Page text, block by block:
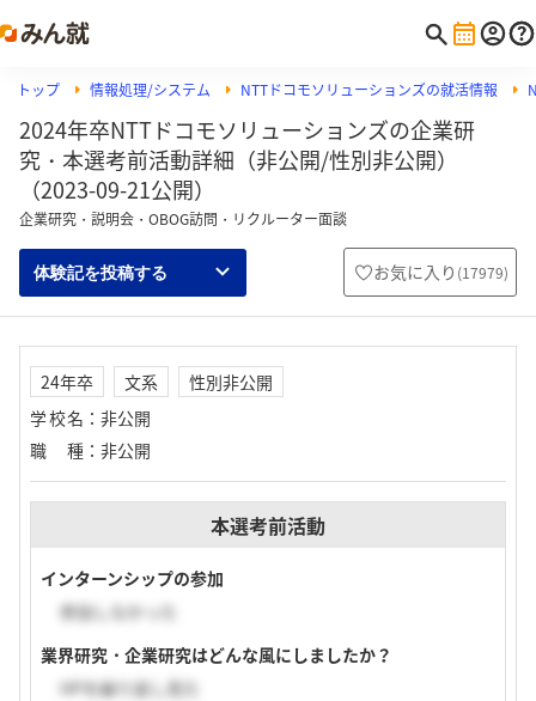
トップ 情報処理/システム NTTドコモソリューションズの就活情報
2024年卒NTTドコモソリューションズの企業研
究・本選考前活動詳細（非公開/性別非公開）
（2023-09-21公開）
企業研究・説明会・OBOG訪問・リクルーター面談
体験記を投稿する お気に入り (17979)
24年卒 文系
性別非公開
学校名 ： 非公開
職種 ： 非公開
本選考前活動
インターンシップの参加
参加しなかった
業界研究・企業研究はどんな風にしましたか？
HPを繰り返し見た